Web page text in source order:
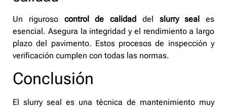
Un riguroso control de calidad del slurry seal es
esencial. Asegura la integridad y el rendimiento a largo
plazo del pavimento. Estos procesos de inspección y
verificación cumplen con todas las normas.
Conclusión
El slurry seal es una técnica de mantenimiento muy